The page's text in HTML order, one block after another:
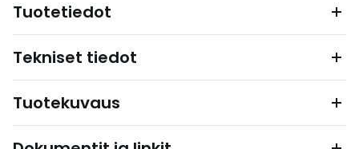
Tuotetiedot
Tekniset tiedot
Tuotekuvaus